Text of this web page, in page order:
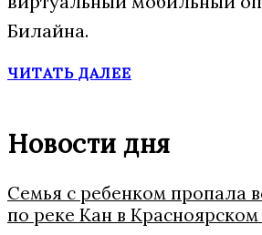
Билайна.
ЧИТАТЬ ДАЛЕЕ
Новости дня
Семья с ребенком пропала
по реке Кан в Красноярском